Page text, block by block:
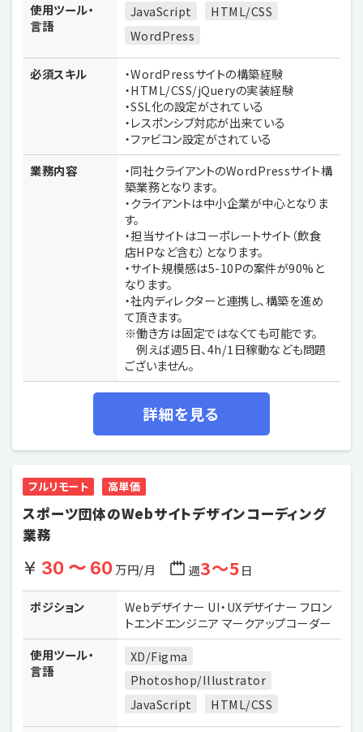
使用ツール・
言語
JavaScript
HTML/CSS
WordPress
必須スキル
・WordPressサイトの構築経験
・HTML/CSS/jQueryの実装経験
・SSL化の設定がされている
・レスポンシブ対応が出来ている
・ファビコン設定がされている
業務内容
・同社クライアントのWordPressサイト構
築業務となります。
・クライアントは中小企業が中心となりま
す。
・担当サイトはコーポレートサイト（飲食
店HPなど含む）となります。
・サイト規模感は5-10Pの案件が90%と
なります。
・社内ディレクターと連携し、構築を進め
て頂きます。
※働き方は固定ではなくても可能です。
例えば週5日、4h/1日稼動なども問題
ございません。
詳細を見る
フルリモート 高単価
スポーツ団体のWebサイトデザインコーディング
業務
30 〜 60万円/月 週3〜5日
ポジション
Webデザイナー UI・UXデザイナー フロン
トエンドエンジニア マークアップコーダー
使用ツール・
言語
XD/Figma
Photoshop/Illustrator
JavaScript
HTML/CSS